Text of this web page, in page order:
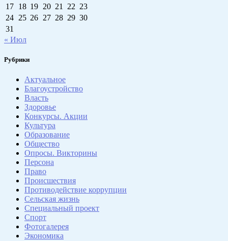
17 18 19 20 21 22 23
24 25 26 27 28 29 30
31
« Июл
Рубрики
Актуальное
Благоустройство
Власть
Здоровье
Конкурсы. Акции
Культура
Образование
Общество
Опросы. Викторины
Персона
Право
Происшествия
Противодействие коррупции
Сельская жизнь
Специальный проект
Спорт
Фотогалерея
Экономика